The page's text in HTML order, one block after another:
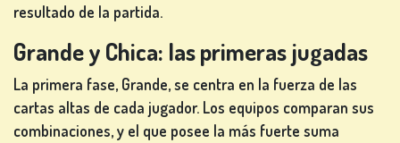
JUEGOS DE
TRAGAPERRAS
resultado de la partida.
Grande y Chica: las primeras jugadas
La primera fase, Grande, se centra en la fuerza de las
cartas altas de cada jugador. Los equipos comparan sus
combinaciones, y el que posee la más fuerte suma